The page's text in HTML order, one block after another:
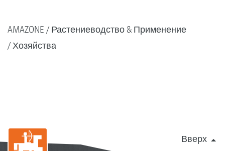
AMAZONE
Растениеводство & Применение
Хозяйства
Вверх